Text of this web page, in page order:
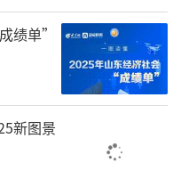
雪来临前3天，叶面
素等提高植株的抗
固设施。第三，努
温蓄热，及时清理
我们的番茄种植
绩单”
新图景